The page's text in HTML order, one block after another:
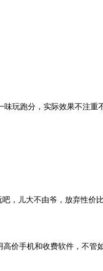
玩跑分，实际效果不注重
，儿大不由爷，放弃性价
价手机和收费软件，不